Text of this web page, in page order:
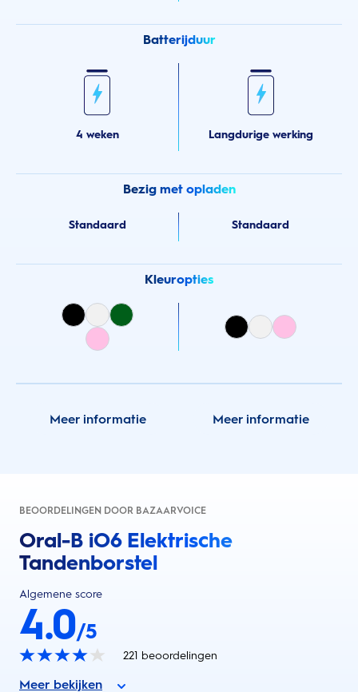
Batterijduur
4 weken Langdurige werking
Bezig met opladen
Standaard Standaard
Kleuropties
Meer informatie Meer informatie
BEOORDELINGEN DOOR BAZAARVOICE
Oral-B iO6 Elektrische
Tandenborstel
Algemene score
4.0/5
221 beoordelingen
Meer bekijken